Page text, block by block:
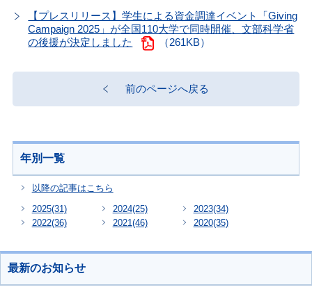
【プレスリリース】学生による資金調達イベント「Giving
Campaign 2025」が全国110大学で同時開催、文部科学省
の後援が決定しました
（261KB）
前のページへ戻る
年別一覧
以降の記事はこちら
2025(31) 2024(25) 2023(34)
2022(36) 2021 (46) 2020(35)
最新のお知らせ